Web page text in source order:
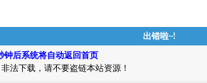
出错啦~!
钟后系统将自动返回首页
非法下载，请不要盗链本站资源！